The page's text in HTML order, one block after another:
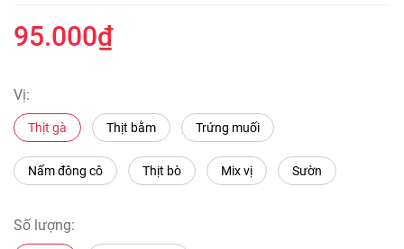
95.000₫
Vị:
Thịt gà Thịt bằm Trứng muối
Nấm đông cô Thịt bò Mix vị Sườn
Số lượng: